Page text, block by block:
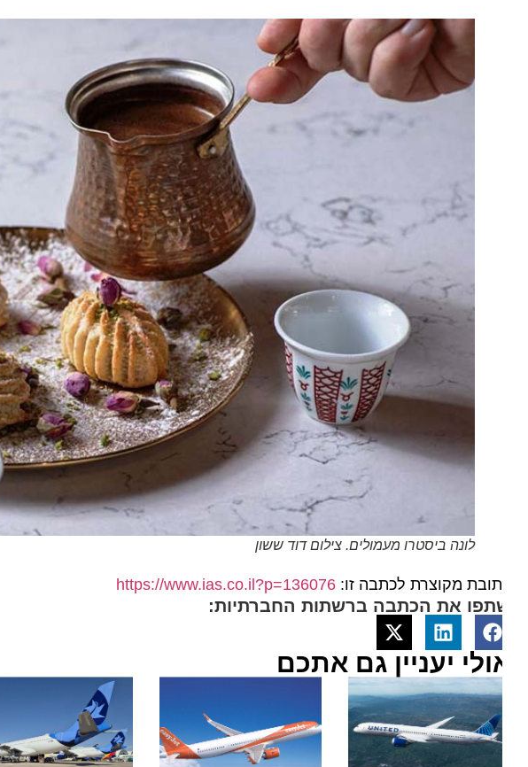
לונה ביסטרו מעמולים. צילום דוד ששון
מקוצרת לכתבה זו:https://www.ias.co.il?p=136076
את הכתבה ברשתות החברתיות:
יעניין גם אתכם